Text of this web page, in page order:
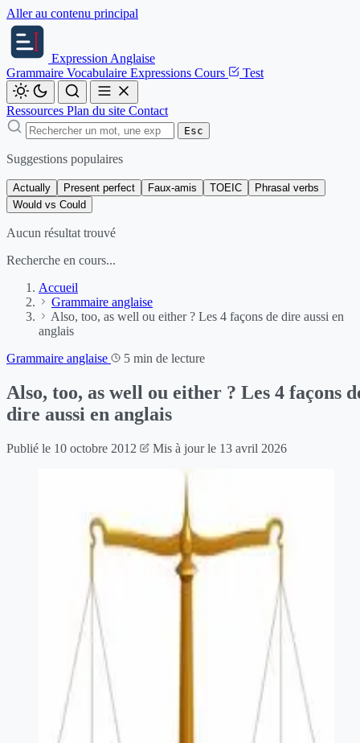
Aller au contenu principal
Expression Anglaise
Grammaire Vocabulaire Expressions Cours Test
Ressources Plan du site Contact
Esc
Suggestions populaires
Actually Present perfect Faux-amis TOEIC
Phrasal verbs
Would vs Could
Aucun résultat trouvé
Recherche en cours...
Accueil
Grammaire anglaise
Also, too, as well ou either ? Les 4 façons de dire aussi en
anglais
Grammaire anglaise
5 min de lecture
Also, too, as well ou either ? Les 4 façons
dire aussi en anglais
Publié le 10 octobre 2012 Mis à jour le 13 avril 2026